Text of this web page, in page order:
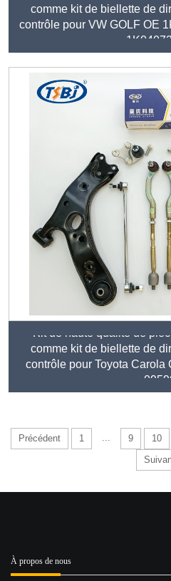
comme kit de biellette de
contrôle pour VW GOLF OE
Kit de haute qualité de
comme kit de biellette de
contrôle pour Toyota Carola
Précédent 1 ... 9 10
À propos de nous